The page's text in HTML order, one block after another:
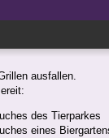
ausfallen.
des Tierparkes
eines